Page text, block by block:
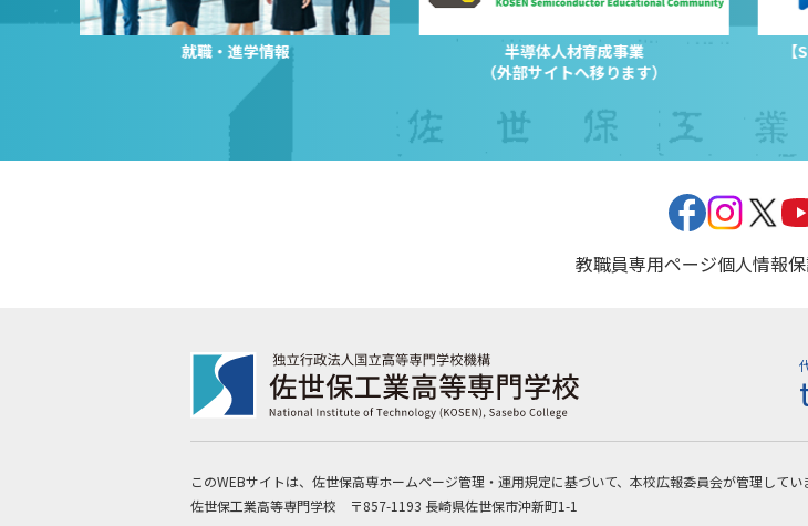
就職・進学情報
半導体人材育成事業
（外部サイトへ移ります）
教職員専用ページ個人情報
このWEBサイトは、佐世保高専ホームページ管理・運用規定に基づいて、本校広報委員会が管理して
佐世保工業高等専門学校 〒857-1193 長崎県佐世保市沖新町1-1